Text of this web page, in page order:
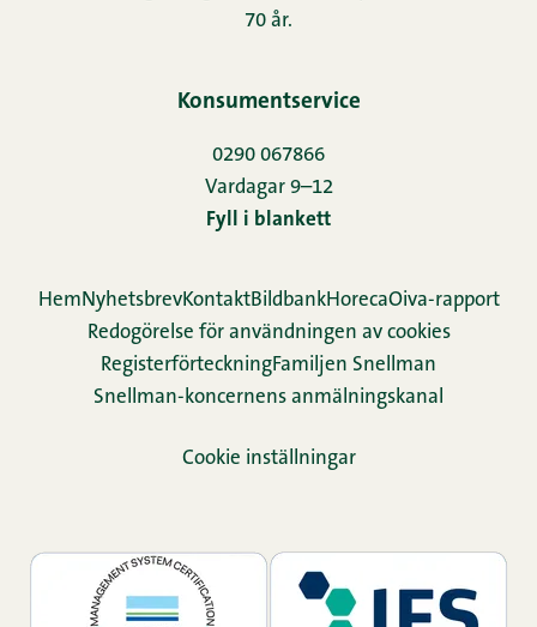
70 år.
Konsumentservice
0290 067866
Vardagar 9–12
Fyll i blankett
HemNyhetsbrevKontaktBildbankHorecaOiva-rapport
Redogörelse för användningen av cookies
Re­gis­ter­för­teck­ningFamiljen Snellman
Snellman-koncernens anmälningskanal
Cookie inställningar